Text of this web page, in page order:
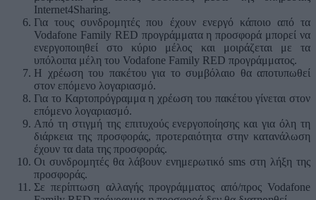
Internet4Sharing.
Για τους συνδρομητές που έχουν ενεργό κάποιο από τα
Vodafone Family RED προγράμματα η προσφορά μπορεί να
ενεργοποιηθεί στο κύριο μέλος και μοιράζεται με τα
υπόλοιπα μέλη του Vodafone Family RED προγράμματος.
Η χρέωση του πακέτου για το συμβόλαιο θα αποτυπωθεί
στον επόμενο λογαριασμό.
Για το Καρτοπρόγραμμα η χρέωση του πακέτου γίνεται στον
επόμενο λογαριασμό.
Από τη στιγμή της επιτυχούς ενεργοποίησης και για όλη τη
διάρκεια της προσφοράς, προτεραιότητα στην κατανάλωση
έχουν τα data της προσφοράς.
Οι συνδρομητές θα λάβουν ενημερωτικό sms στη λήξη της
προσφοράς.
Σε περίπτωση αλλαγής προγράμματος από/προς Vodafone